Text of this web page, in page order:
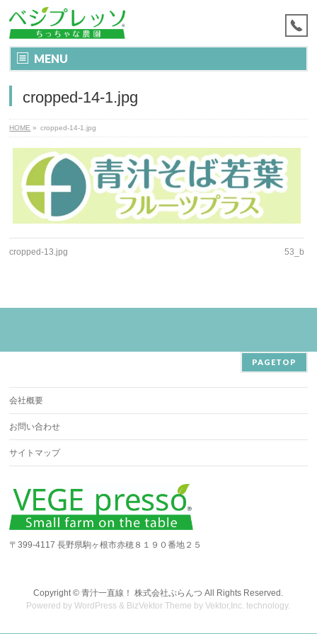
MENU
cropped-14-1.jpg
HOME » cropped-14-1.jpg
cropped-13.jpg 53_b
PAGETOP
会社概要
お問い合わせ
サイトマップ
〒399-4117 長野県駒ヶ根市赤穂８１９０番地２５
Copyright ©青汁一直線！ 株式会社ぷらんつ All Rights Reserved.
Powered byWordPress & BizVektor Theme byVektor,Inc. technology.